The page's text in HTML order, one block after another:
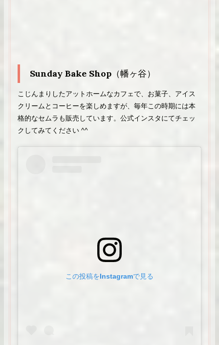
Sunday Bake Shop （幡ヶ谷）
こじんまりしたアットホームなカフェで、お菓子、アイス
クリームとコーヒーを楽しめますが、毎年この時期には本
格的なセムラも販売しています。公式インスタにてチェッ
クしてみてください ^^
この投稿をInstagramで見る